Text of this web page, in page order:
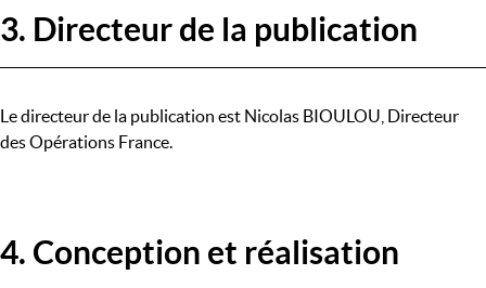
3. Directeur de la publication
Le directeur de la publication est Nicolas BIOULOU, Directeur
des Opérations France.
4. Conception et réalisation